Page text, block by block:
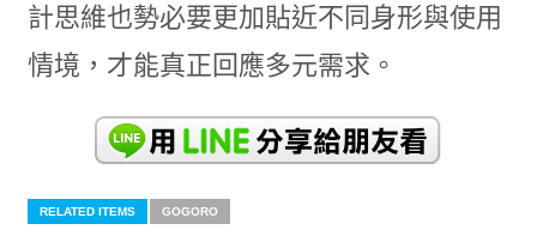
計思維也勢必要更加貼近不同身形與使用
情境，才能真正回應多元需求。
RELATED ITEMS GOGORO